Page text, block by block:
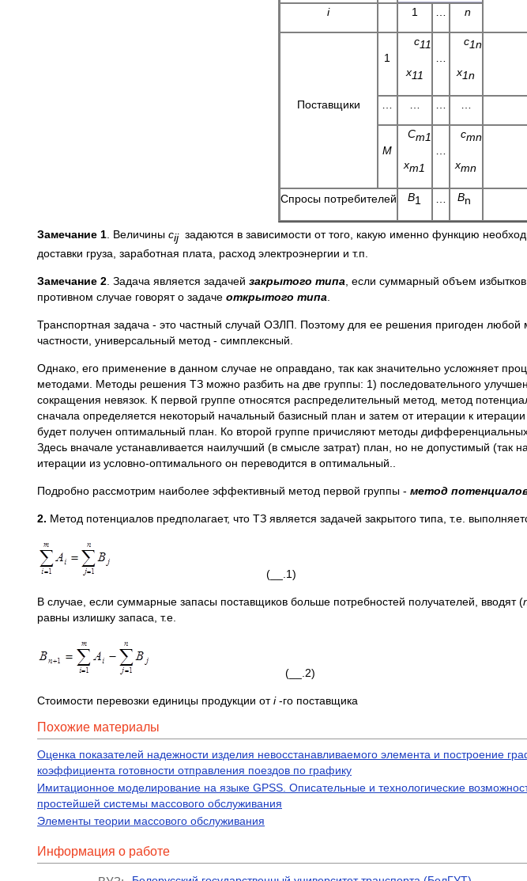
i
1 n
Поставщики
1
c11
х11
c1n
х1n
M
Cm1
хm1
cmn
xmn
Спросы потребителей B1 Bn
Замечание 1 . Величины cijзадаются в зависимости от того, какую именно функцию
доставки груза, заработная плата, расход электроэнергии и т.п.
Замечание 2 . Задача является задачей закрытого типа , если суммарный объем
противном случае говорят о задаче открытого типа
Транспортная задача - это частный случай ОЗЛП. Поэтому для ее решения пригоден
частности, универсальный метод - симплексный.
Однако, его применение в данном случае не оправдано, так как значительно усложняет
методами. Методы решения ТЗ можно разбить на две группы: 1) последовательного
сокращения невязок. К первой группе относятся распределительный метод, метод
сначала определяется некоторый начальный базисный план и затем от итерации к
будет получен оптимальный план. Ко второй группе причисляют методы
Здесь вначале устанавливается наилучший (в смысле затрат) план, но не допустимый (так
итерации из условно-оптимального он переводится в оптимальный..
Подробно рассмотрим наиболее эффективный метод первой группы - метод
2. Метод потенциалов предполагает, что ТЗ является задачей закрытого типа, т.е.
(__.1)
В случае, если суммарные запасы поставщиков больше потребностей получателей, вводят (
равны излишку запаса, т.е.
(__.2)
Стоимости перевозки единицы продукции отi-го поставщика
Похожие материалы
Оценка показателей надежности изделия невосстанавливаемого элемента и построение
коэффициента готовности отправления поездов по графику
Имитационное моделирование на языке GPSS. Описательные и технологические
простейшей системы массового обслуживания
Элементы теории массового обслуживания
Информация о работе